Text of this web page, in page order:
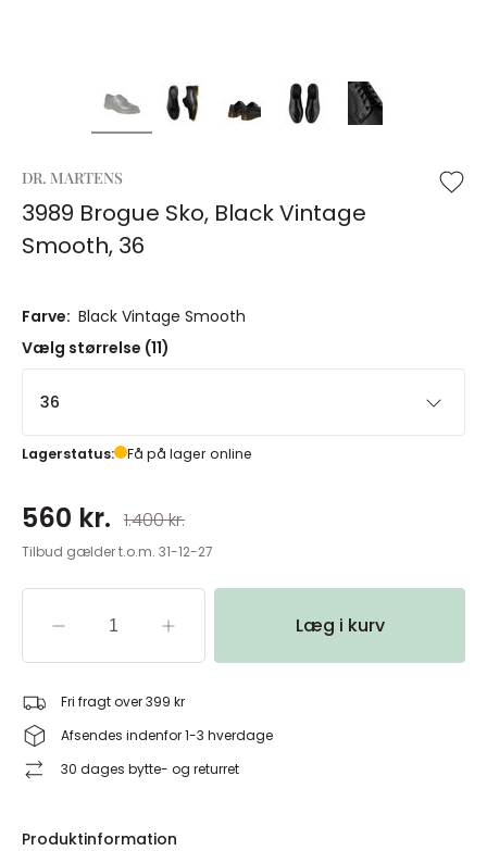
DR. MARTENS
3989 Brogue Sko, Black Vintage
Smooth, 36
Farve: Black Vintage Smooth
Vælg størrelse (11)
36
Lagerstatus: Få på lager online
560 kr. 1.400 kr.
Tilbud gælder t.o.m. 31-12-27
Læg i kurv
Fri fragt over 399 kr
Afsendes indenfor 1-3 hverdage
30 dages bytte- og returret
Produktinformation